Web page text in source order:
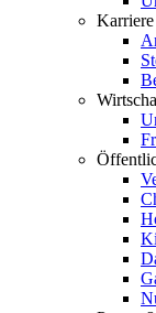
Karriere